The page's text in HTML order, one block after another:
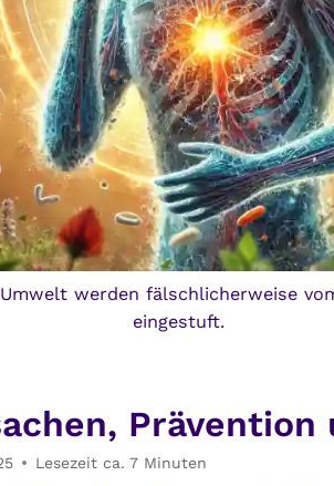
werden fälschlicherweise
eingestuft.
Prävention
Lesezeit ca. 7 Minuten